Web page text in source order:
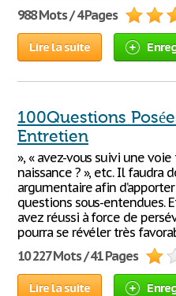
988 Mots / 4 Pages
Lire la suite
100Questions
Entretien
», « avez-vous suivi une
naissance ? », etc. Il faudra
argumentaire afin
questions sous-entendues.
avez réussi à force de
pourra se révéler très
10 227 Mots / 41 Pages
Lire la suite